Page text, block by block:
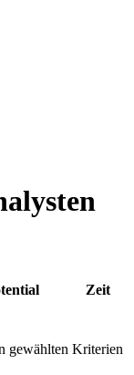
Zeit
gewählten Kriterien